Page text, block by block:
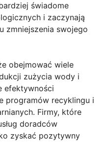
świadome
i zaczynają
zmniejszenia swojego
obejmować wiele
zużycia wody i
efektywności
programów recyklingu i
Firmy, które
doradców
zyskać pozytywny